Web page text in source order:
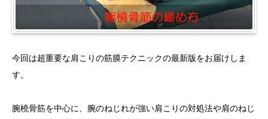
今回は超重要な肩こりの筋膜テクニックの最新版をお届けしま
す。
腕橈骨筋を中心に、腕のねじれが強い肩こりの対処法や肩のねじ